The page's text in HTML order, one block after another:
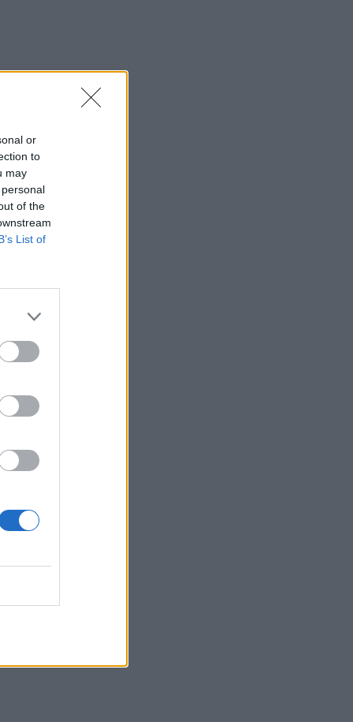
or
to
may
of the
List of